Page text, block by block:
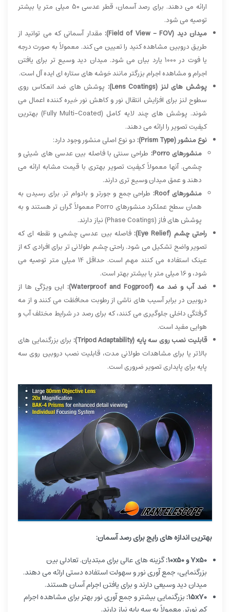
ارائه می دهند. برای رصد آسمان، قطر عدسی 50 میلی متر یا بیشتر
توصیه می شود.
میدان دید (Field of View - FOV):
مقدار آسمانی که می توانید از
طریق دروبین مشاهده کنید را تعیین می کند. معمولاً به صورت درجه
یا فوت در 1000 یارد بیان می شود. میدان دید وسیع تر برای یافتن
اجرام و مشاهده اجرام بزرگتر مانند خوشه های ستاره ای ایده آل است.
پوشش های لنز (Lens Coatings):
پوشش های ضد انعکاس روی
سطوح لنز برای افزایش انتقال نور و کاهش نور خیره کننده اعمال می
شوند. پوشش های چند لایه کامل (Fully Multi-Coated) بهترین
کیفیت تصویر را ارائه می دهند.
نوع منشور (Prism Type):
دو نوع اصلی منشور وجود دارد:
منشورهای Porro:
طراحی سنتی با فاصله بین عدسی های شیئی و
چشمی. آنها معمولاً کیفیت تصویر بهتری با قیمت مشابه ارائه می
دهند و عمق میدان وسیع تری دارند.
منشورهای Roof:
طراحی جمع و جورتر و بادوام تر. برای رسیدن به
همان سطح عملکرد منشورهای Porro معمولاً گران تر هستند و به
پوشش های فاز (Phase Coatings) نیاز دارند.
راحتی چشم (Eye Relief):
فاصله بین عدسی چشمی و نقطه ای که
تصویر واضح تشکیل می شود. راحتی چشم طولانی تر برای افرادی که از
عینک استفاده می کنند مهم است. حداقل 14 میلی متر توصیه می
شود، و 16 میلی متر یا بیشتر بهتر است.
ضد آب و ضد مه (Waterproof and Fogproof):
این ویژگی ها از
دروبین در برابر آسیب های ناشی از رطوبت محافظت می کنند و از مه
گرفتگی داخلی جلوگیری می کنند، که برای رصد در شرایط مختلف آب و
هوایی مفید است.
قابلیت نصب روی سه پایه (Tripod Adaptability):
برای بزرگنمایی های
بالاتر یا برای مشاهدات طولانی مدت، قابلیت نصب دروبین روی سه
پایه برای پایداری تصویر ضروری است.
بهترین اندازه های رایج برای رصد آسمان:
7x50 و 10x50:
گزینه های عالی برای مبتدیان. تعادلی بین
بزرگنمایی، جمع آوری نور و سهولت استفاده دستی ارائه می دهند.
میدان دید وسیعی دارند و برای یافتن اجرام آسان هستند.
15x70: بزرگنمایی بیشتر و جمع آوری نور بهتر برای مشاهده اجرام